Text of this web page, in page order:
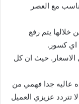
مع العصر
خلالها يتم رفع
اي كسور.
الاسعار. حيث ان كل
عاليه جدا فهمي من
عزيزي العميل